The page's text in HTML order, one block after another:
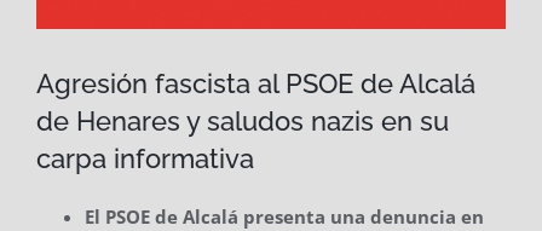
Agresión fascista al PSOE de Alcalá
de Henares y saludos nazis en su
carpa informativa
El PSOE de Alcalá presenta una denuncia en